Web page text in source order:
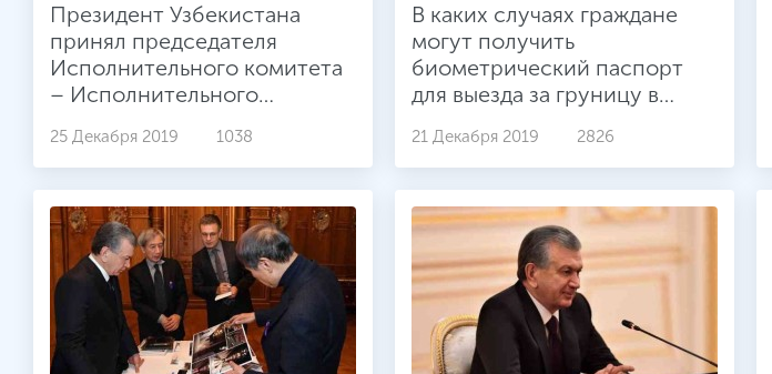
Президент Узбекистана
принял председателя
Исполнительного комитета
– Исполнительного
25 Декабря 2019 1038
В каких случаях граждане
могут получить
биометрический паспорт
для выезда за груницу в
21 Декабря 2019 2826